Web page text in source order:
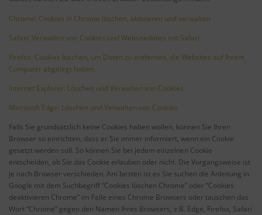
Chrome: Cookies in Chrome löschen, aktivieren und verwalten
Safari: Verwalten von Cookies und Websitedaten mit Safari
Firefox: Cookies löschen, um Daten zu entfernen, die Websites auf Ihrem
Computer abgelegt haben
Internet Explorer: Löschen und Verwalten von Cookies
Microsoft Edge: Löschen und Verwalten von Cookies
Falls Sie grundsätzlich keine Cookies haben wollen, können Sie Ihren
Browser so einrichten, dass er Sie immer informiert, wenn ein Cookie
gesetzt werden soll. So können Sie bei jedem einzelnen Cookie
entscheiden, ob Sie das Cookie erlauben oder nicht. Die Vorgangsweise ist
je nach Browser verschieden. Am besten ist es Sie suchen die Anleitung in
Google mit dem Suchbegriff “Cookies löschen Chrome” oder “Cookies
deaktivieren Chrome” im Falle eines Chrome Browsers oder tauschen das
Wort “Chrome” gegen den Namen Ihres Browsers, z.B. Edge, Firefox, Safari